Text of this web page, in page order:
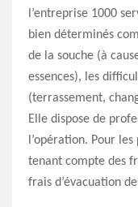
l’entreprise 1000
bien déterminés
de la souche (à
essences), les
(terrassement,
Elle dispose de
l’opération. Pour
tenant compte des
frais d’évacuation